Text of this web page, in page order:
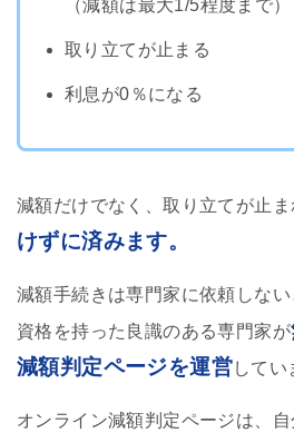
（減額は最大1/5程度まで）
取り立てが止まる
利息が0％になる
減額だけでなく、取り立てが止ま
けずに済みます。
減額手続きは専門家に依頼しな
資格を持った良識のある専門家が
減額判定ページを運営してい
オンライン減額判定ページは、